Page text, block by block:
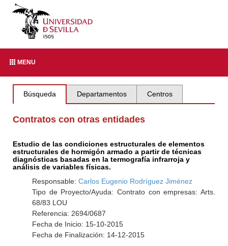
MENU
Búsqueda Departamentos Centros
Contratos con otras entidades
Estudio de las condiciones estructurales de elementos
estructurales de hormigón armado a partir de técnicas
diagnósticas basadas en la termografía infrarroja y
análisis de variables físicas.
Responsable: Carlos Eugenio Rodríguez Jiménez
Tipo de Proyecto/Ayuda: Contrato con empresas: Arts.
68/83 LOU
Referencia: 2694/0687
Fecha de Inicio: 15-10-2015
Fecha de Finalización: 14-12-2015